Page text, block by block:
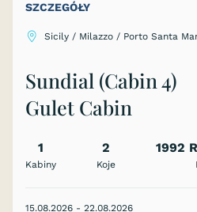
SZCZEGÓŁY
Sicily / Milazzo / Porto Santa
Sundial (Cabin 4)
Gulet Cabin
1
Kabiny
2
Koje
1992
15.08.2026 - 22.08.2026